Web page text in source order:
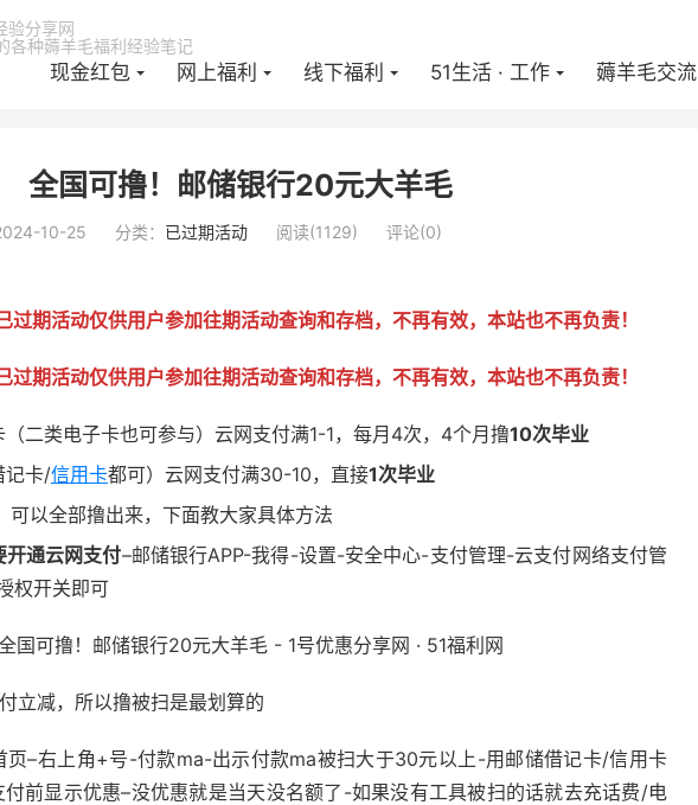
验分享网
各种薅羊毛福利经验笔记
现金红包 网上福利 线下福利 51生活 · 工作 薅羊毛交流
已过期活动  正文
全国可撸！邮储银行20元大羊毛
10-25 分类： 已过期活动 阅读(1129) 评论(0)
过期活动仅供用户参加往期活动查询和存档，不再有效，本站也不再负责！
过期活动仅供用户参加往期活动查询和存档，不再有效，本站也不再负责！
（二类电子卡也可参与）云网支付满1-1，每月4次，4个月撸10次毕业
记卡/信用卡都可）云网支付满30-10，直接1次毕业
可以全部撸出来，下面教大家具体方法
开通云网支付–邮储银行APP-我得-设置-安全中心-支付管理-云支付网络支付管
权开关即可
立减，所以撸被扫是最划算的
页–右上角+号-付款ma-出示付款ma被扫大于30元以上-用邮储借记卡/信用卡
前显示优惠–没优惠就是当天没名额了-如果没有工具被扫的话就去充话费/电